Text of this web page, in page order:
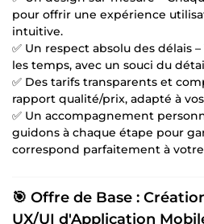
pour offrir une expérience
intuitive.
✅ Un respect absolu des délais
les temps, avec un souci du
✅ Des tarifs transparents et
rapport qualité/prix, adapté à
✅ Un accompagnement
guidons à chaque étape pour
correspond parfaitement à
🎯 Offre de Base :
UX/UI d'Application